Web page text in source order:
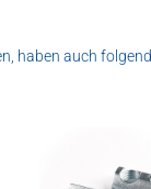
haben auch